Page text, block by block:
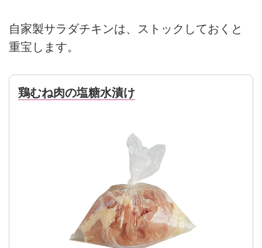
自家製サラダチキンは、ストックしておくと
重宝します。
鶏むね肉の塩糖水漬け